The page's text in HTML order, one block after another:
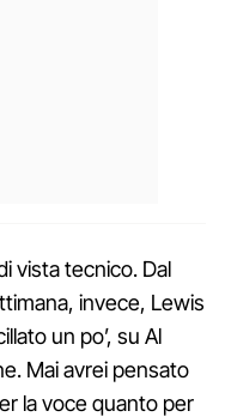
vista tecnico. Dal
invece, Lewis
un po’, su Al
Mai avrei pensato
la voce quanto per